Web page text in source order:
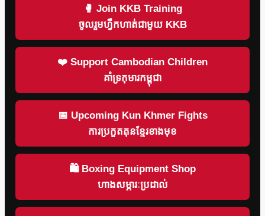
🥊 Join KKB Training
ចូលរួមហ្វឹកហាត់ជាមួយ KKB
❤️ Support Cambodian Children
គាំទ្រកុមារកម្ពុជា
📅 Upcoming Kun Khmer Fights
ការប្រកួតគុនខ្មែរខាងមុខ
🛍 Boxing Equipment Shop
ហាងសម្ភារៈប្រដាល់